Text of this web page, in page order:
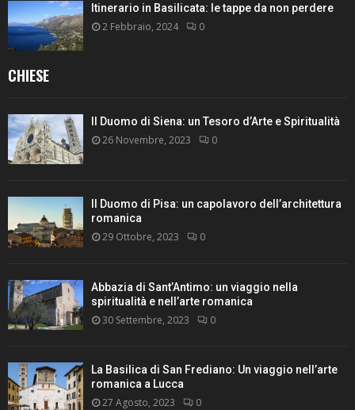
Itinerario in Basilicata: le tappe da non perdere
2 Febbraio, 2024 0
CHIESE
Il Duomo di Siena: un Tesoro d’Arte e Spiritualità
26 Novembre, 2023 0
Il Duomo di Pisa: un capolavoro dell’architettura
romanica
29 Ottobre, 2023 0
Abbazia di Sant’Antimo: un viaggio nella
spiritualità e nell’arte romanica
30 Settembre, 2023 0
La Basilica di San Frediano: Un viaggio nell’arte
romanica a Lucca
27 Agosto, 2023 0